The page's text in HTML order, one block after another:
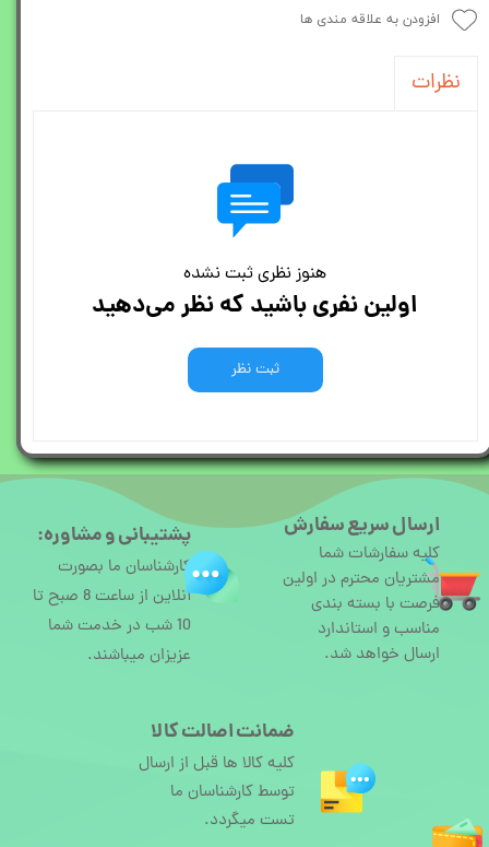
افزودن به علاقه مندی ها
نظرات
هنوز نظری ثبت نشده
اولین نفری باشید که نظر می‌دهید
ثبت نظر
ارسال سریع سفارش
کلیه سفارشات شما
مشتریان محترم در اولین
فرصت با بسته بندی
مناسب و استاندارد
ارسال خواهد شد.
پشتیبانی و مشاوره:
کارشناسان ما بصورت
آنلاین از ساعت 8 صبح تا
10 شب در خدمت شما
عزیزان میباشند.
ضمانت اصالت کالا
کلیه کالا ها قبل از ارسال
توسط کارشناسان ما
تست میگردد.